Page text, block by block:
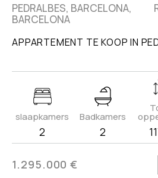
PEDRALBES, BARCELONA,
BARCELONA
APPARTEMENT TE KOOP IN
slaapkamers
2
Badkamers
2
1.295.000 €